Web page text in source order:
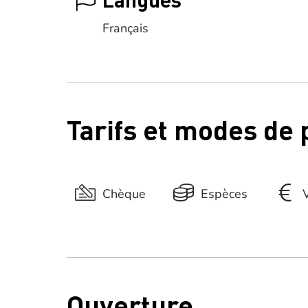
Français
Tarifs et modes de
Chèque Espèces